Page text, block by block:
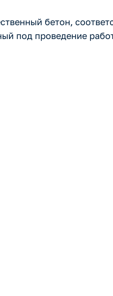
бетон,
под проведение